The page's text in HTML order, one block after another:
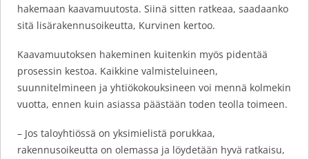
hakemaan kaavamuutosta. Siinä sitten ratkeaa, saadaanko
sitä lisärakennusoikeutta, Kurvinen kertoo.
Kaavamuutoksen hakeminen kuitenkin myös pidentää
prosessin kestoa. Kaikkine valmisteluineen,
suunnitelmineen ja yhtiökokouksineen voi mennä kolmekin
vuotta, ennen kuin asiassa päästään toden teolla toimeen.
– Jos taloyhtiössä on yksimielistä porukkaa,
rakennusoikeutta on olemassa ja löydetään hyvä ratkaisu,